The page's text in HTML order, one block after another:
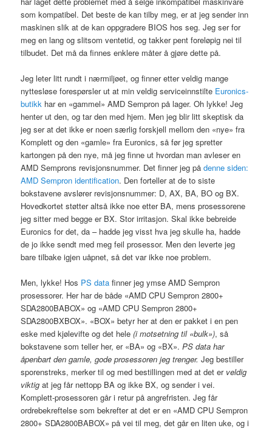
som kompatibel. Det beste de kan tilby meg, er at jeg sender inn
maskinen slik at de kan oppgradere BIOS hos seg. Jeg ser for
meg en lang og slitsom ventetid, og takker pent foreløpig nei til
tilbudet. Det må da finnes enklere måter å gjøre dette på.
Jeg leter litt rundt i nærmiljøet, og finner etter veldig mange
nyttesløse forespørsler ut at min veldig serviceinnstilte Euronics-
butikk har en «gammel»AMDSempron på lager. Oh lykke! Jeg
henter ut den, og tar den med hjem. Men jeg blir litt skeptisk da
jeg ser at det ikke er noen særlig forskjell mellom den «nye» fra
Komplett og den «gamle» fra Euronics, så før jeg spretter
kartongen på den nye, må jeg finne ut hvordan man avleser en
AMDSemprons revisjonsnummer. Det finner jeg pådenne siden:
AMDSempron identification. Den forteller at de to siste
bokstavene avslører revisjonsnummer: D, AX, BA, BO og BX.
Hovedkortet støtter altså ikke noe etter BA, mens prosessorene
jeg sitter med begge er BX. Stor irritasjon. Skal ikke bebreide
Euronics for det, da – hadde jeg visst hva jeg skulle ha, hadde
de jo ikke sendt med meg feil prosessor. Men den leverte jeg
bare tilbake igjen uåpnet, så det var ikke noe problem.
Men, lykke! Hos PS data finner jeg ymseAMDSempron
prosessorer. Her har de både «AMDCPUSempron 2800+
SDA2800BABOX» og «AMDCPUSempron 2800+
SDA2800BXBOX». «BOX» betyr her at den er pakket i en pen
eske med kjølevifte og det hele(i motsetning til «bulk»), så
bokstavene som teller her, er «BA» og «BX».PS data har
åpenbart den gamle, gode prosessoren jeg trenger. Jeg bestiller
sporenstreks, merker til og med bestillingen med at det er veldig
viktig at jeg får nettopp BA og ikke BX, og sender i vei.
Komplett-prosessoren går i retur på angrefristen. Jeg får
ordrebekreftelse som bekrefter at det er en «AMDCPUSempron
2800+SDA2800BABOX» på vei til meg, det går en liten uke, og i